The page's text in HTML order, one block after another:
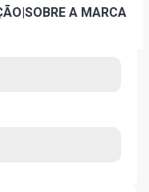
|SOBRE A MARCA